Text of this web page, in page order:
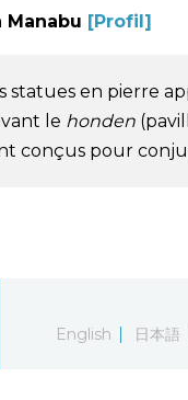
Manabu [Profil]
statues en pierre
le honden
conçus pour
English
日本語